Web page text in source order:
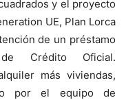
y el proyecto
UE, Plan Lorca
de un préstamo
Crédito Oficial.
más viviendas,
por el equipo de